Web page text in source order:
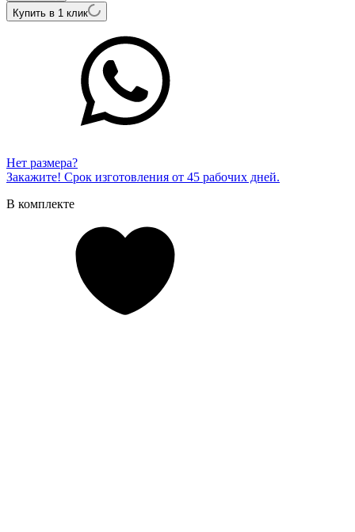
Купить в 1 клик
Нет размера?
Закажите! Срок изготовления от 45 рабочих дней.
В комплекте